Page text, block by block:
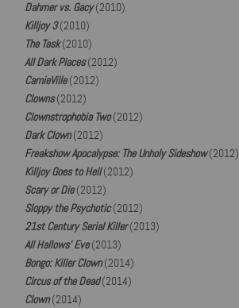
Dahmer vs. Gacy(2010)
Killjoy 3(2010)
The Task(2010)
All Dark Places(2012)
CarnieVille(2012)
Clowns(2012)
Clownstrophobia Two(2012)
Dark Clown(2012)
Freakshow Apocalypse: The Unholy Sideshow(2012)
Killjoy Goes to Hell(2012)
Scary or Die(2012)
Sloppy the Psychotic(2012)
21st Century Serial Killer(2013)
All Hallows' Eve(2013)
Bongo: Killer Clown(2014)
Circus of the Dead(2014)
Clown(2014)